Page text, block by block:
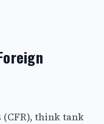
(CFR), think tank